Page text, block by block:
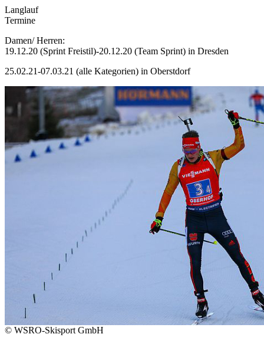
Langlauf
Termine
Damen/ Herren:
19.12.20 (Sprint Freistil)-20.12.20 (Team Sprint) in Dresden
25.02.21-07.03.21 (alle Kategorien) in Oberstdorf
© WSRO-Skisport GmbH